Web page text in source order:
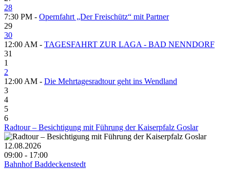
28
7:30 PM - Opernfahrt „Der Freischütz“ mit Partner
29
30
12:00 AM - TAGESFAHRT ZUR LAGA - BAD NENNDORF
31
1
2
12:00 AM - Die Mehrtagesradtour geht ins Wendland
3
4
5
6
Radtour – Besichtigung mit Führung der Kaiserpfalz Goslar
12.08.2026
09:00 - 17:00
Bahnhof Baddeckenstedt